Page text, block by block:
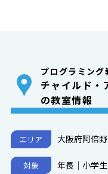
プログラミン
チャイルド・
の教室情報
エリア 大阪府阿倍
対象 年長｜小学生